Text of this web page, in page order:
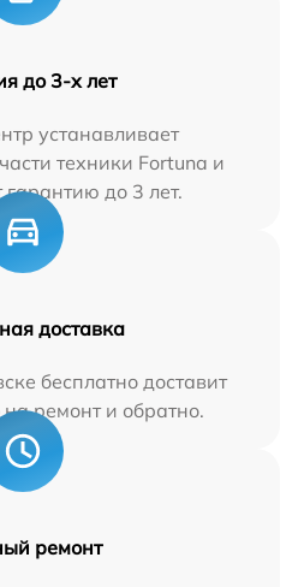
до 3-х лет
устанавливает
техники Fortuna и
гарантию до 3 лет.
доставка
бесплатно доставит
ремонт и обратно.
ремонт